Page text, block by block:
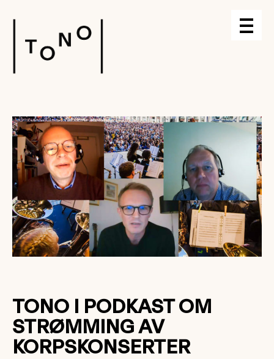
TONO I PODKAST OM
STRØMMING AV
KORPSKONSERTER